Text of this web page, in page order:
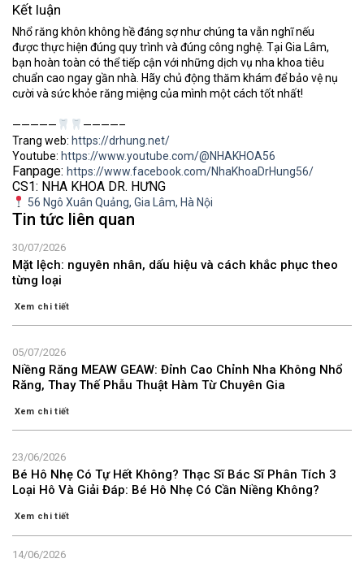
Kết luận
Nhổ răng khôn không hề đáng sợ như chúng ta vẫn nghĩ nếu
được thực hiện đúng quy trình và đúng công nghệ. Tại Gia Lâm,
bạn hoàn toàn có thể tiếp cận với những dịch vụ nha khoa tiêu
chuẩn cao ngay gần nhà. Hãy chủ động thăm khám để bảo vệ nụ
cười và sức khỏe răng miệng của mình một cách tốt nhất!
—————
————–
Trang web: https://drhung.net/
Youtube: https://www.youtube.com/@NHAKHOA56
Fanpage: https://www.facebook.com/NhaKhoaDrHung56/
CS1: NHA KHOA DR. HƯNG
56 Ngô Xuân Quảng, Gia Lâm, Hà Nội
Tin tức liên quan
Mặt lệch: nguyên nhân, dấu hiệu và cách khắc phục theo
từng loại
30/07/2026
Xem chi tiết
Niềng Răng MEAW GEAW: Đỉnh Cao Chỉnh Nha Không Nhổ
Răng, Thay Thế Phẫu Thuật Hàm Từ Chuyên Gia
05/07/2026
Xem chi tiết
Bé Hô Nhẹ Có Tự Hết Không? Thạc Sĩ Bác Sĩ Phân Tích 3
Loại Hô Và Giải Đáp: Bé Hô Nhẹ Có Cần Niềng Không?
23/06/2026
Xem chi tiết
14/06/2026